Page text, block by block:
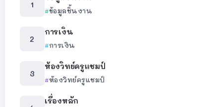
ข้อมูลชิ้นงาน
การเงิน
การเงิน
ห้องวิทย์ครูแชมป์
ห้องวิทย์ครูแชมป์
เรื่องหลัก